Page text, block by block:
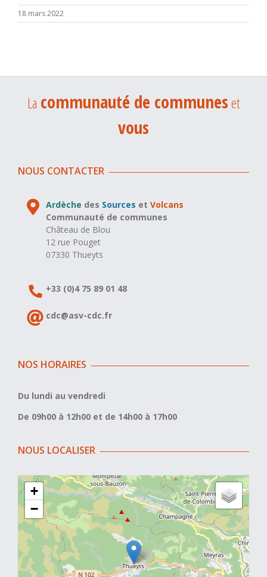
18 mars 2022
La communauté de communeset
vous
NOUS CONTACTER
Ardèche des Sources etVolcans
Communauté de communes
Château de Blou
12 rue Pouget
07330 Thueyts
+33 (0)4 75 89 01 48
cdc@asv-cdc.fr
NOS HORAIRES
Du lundi au vendredi
De 09h00 à 12h00 et de 14h00 à 17h00
NOUS LOCALISER
+
−